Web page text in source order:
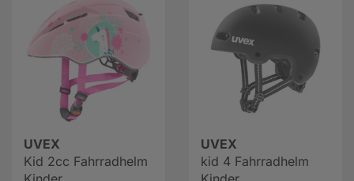
UVEX
Kid 2cc Fahrradhelm
UVEX
kid 4 Fahrradhelm